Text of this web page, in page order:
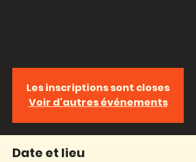
Les inscriptions sont closes
Voir d'autres événements
Date et lieu